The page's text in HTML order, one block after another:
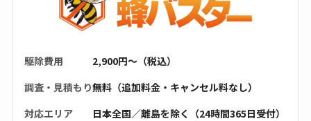
駆除費用
2,900円〜（税込）
調査・見積もり無料（追加料金・キャンセル料なし）
対応エリア
日本全国／離島を除く（24時間365日受付）